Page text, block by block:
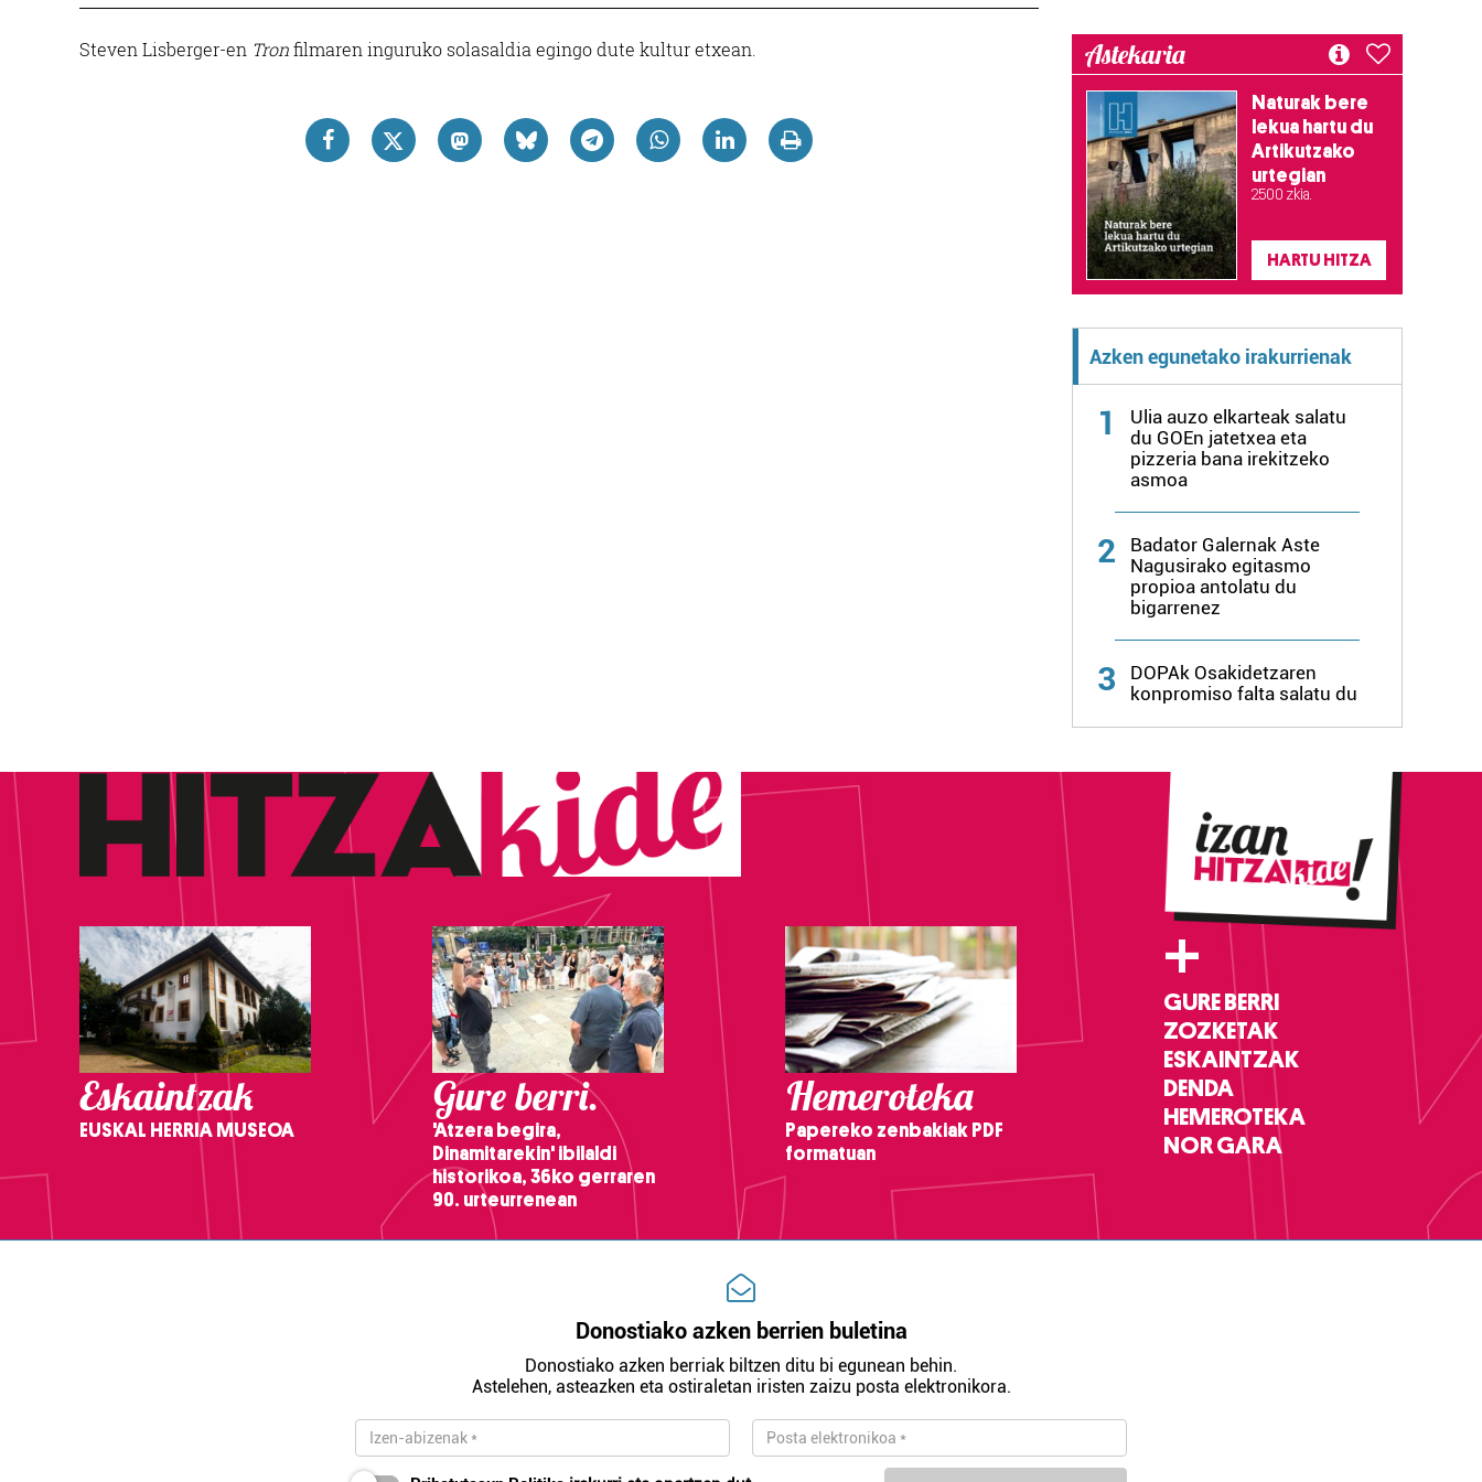
Steven Lisberger-en Tronfilmaren inguruko solasaldia egingo dute kultur etxean. Astekaria
Naturak bere
lekua hartu du
Artikutzako
urtegian
2.500 zkia.
HARTU HITZA
Azken egunetako irakurrienak
1
Ulia auzo elkarteak salatu
du GOEn jatetxea eta
pizzeria bana irekitzeko
asmoa
2
Badator Galernak Aste
Nagusirako egitasmo
propioa antolatu du
bigarrenez
3
DOPAk Osakidetzaren
konpromiso falta salatu du
Eskaintzak
EUSKAL HERRIA MUSEOA
Gure berri.
'Atzera begira,
Dinamitarekin' ibilaldi
historikoa, 36ko gerraren
90. urteurrenean
Hemeroteka
Papereko zenbakiak PDF
formatuan
+
GURE BERRI
ZOZKETAK
ESKAINTZAK
DENDA
HEMEROTEKA
NOR GARA
Donostiako azken berrien buletina
Donostiako azken berriak biltzen ditu bi egunean behin.
Astelehen, asteazken eta ostiraletan iristen zaizu posta elektronikora.